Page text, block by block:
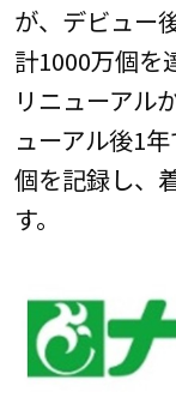
が、デビュー
計1000万個を
リニューアル
ューアル後1
個を記録し、
す。